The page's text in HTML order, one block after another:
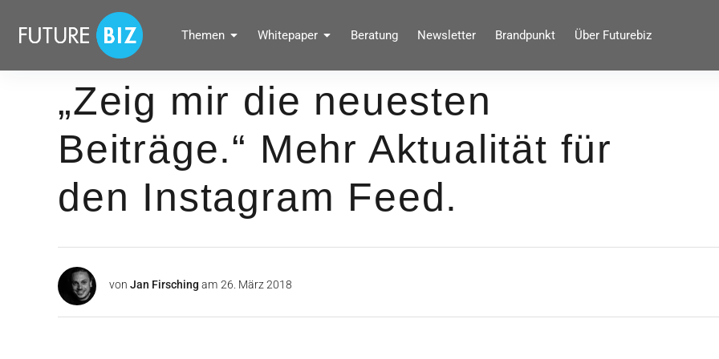
überspringen
FUTUREBIZ
Social Media Marketing Blog für Unternehmen by BRANDPUNKT
Themen Whitepaper Beratung Newsletter Brandpunkt Über Futurebiz
„Zeig mir die neuesten
Beiträge.“ Mehr Aktualität für
den Instagram Feed.
von Jan Firsching am 26. März 2018